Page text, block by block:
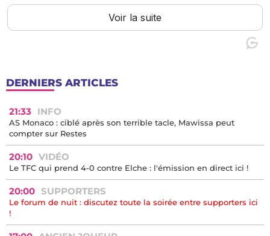
DERNIERS ARTICLES
21:33 INFO
AS Monaco : ciblé après son terrible tacle, Mawissa peut
compter sur Restes
20:10 VIDÉO
Le TFC qui prend 4-0 contre Elche : l'émission en direct ici !
20:00 SUPPORTERS
Le forum de nuit : discutez toute la soirée entre supporters ici
!